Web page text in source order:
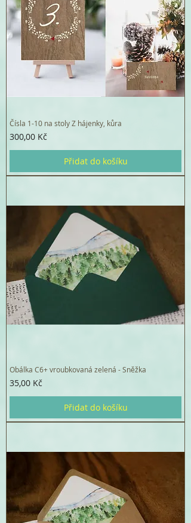
Čísla 1-10 na stoly Z hájenky, kůra
Cena
300,00 Kč
Přidat do košíku
Obálka C6+ vroubkovaná zelená - Sněžka
Cena
35,00 Kč
Přidat do košíku